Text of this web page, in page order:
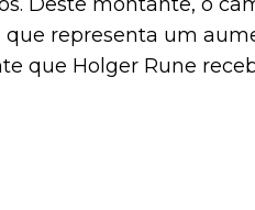
que representa um
que Holger Rune